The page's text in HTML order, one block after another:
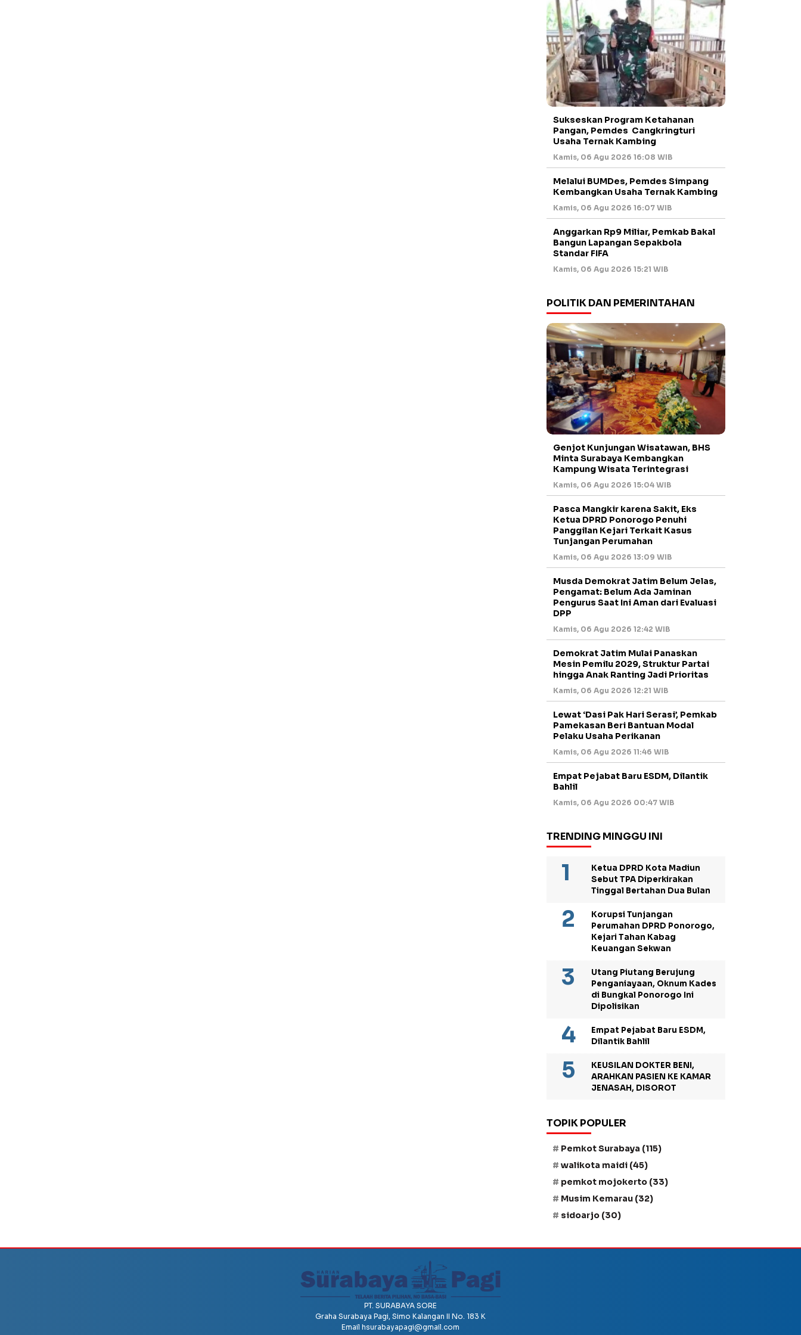
Sukseskan Program Ketahanan
Pangan, Pemdes Cangkringturi
Usaha Ternak Kambing
Kamis, 06 Agu 2026 16:08 WIB
Melalui BUMDes, Pemdes Simpang
Kembangkan Usaha Ternak Kambing
Kamis, 06 Agu 2026 16:07 WIB
Anggarkan Rp9 Miliar, Pemkab Bakal
Bangun Lapangan Sepakbola
Standar FIFA
Kamis, 06 Agu 2026 15:21 WIB
POLITIK DAN PEMERINTAHAN
Genjot Kunjungan Wisatawan, BHS
Minta Surabaya Kembangkan
Kampung Wisata Terintegrasi
Kamis, 06 Agu 2026 15:04 WIB
Pasca Mangkir karena Sakit, Eks
Ketua DPRD Ponorogo Penuhi
Panggilan Kejari Terkait Kasus
Tunjangan Perumahan
Kamis, 06 Agu 2026 13:09 WIB
Musda Demokrat Jatim Belum Jelas,
Pengamat: Belum Ada Jaminan
Pengurus Saat Ini Aman dari Evaluasi
DPP
Kamis, 06 Agu 2026 12:42 WIB
Demokrat Jatim Mulai Panaskan
Mesin Pemilu 2029, Struktur Partai
hingga Anak Ranting Jadi Prioritas
Kamis, 06 Agu 2026 12:21 WIB
Lewat ‘Dasi Pak Hari Serasi’, Pemkab
Pamekasan Beri Bantuan Modal
Pelaku Usaha Perikanan
Kamis, 06 Agu 2026 11:46 WIB
Empat Pejabat Baru ESDM, Dilantik
Bahlil
Kamis, 06 Agu 2026 00:47 WIB
TRENDING MINGGU INI
Ketua DPRD Kota Madiun
Sebut TPA Diperkirakan
Tinggal Bertahan Dua Bulan
Korupsi Tunjangan
Perumahan DPRD Ponorogo,
Kejari Tahan Kabag
Keuangan Sekwan
Utang Piutang Berujung
Penganiayaan, Oknum Kades
di Bungkal Ponorogo Ini
Dipolisikan
Empat Pejabat Baru ESDM,
Dilantik Bahlil
KEUSILAN DOKTER BENI,
ARAHKAN PASIEN KE KAMAR
JENASAH, DISOROT
TOPIK POPULER
Pemkot Surabaya (115)
walikota maidi (45)
pemkot mojokerto (33)
Musim Kemarau (32)
sidoarjo (30)
PT. SURABAYA SORE
Graha Surabaya Pagi, Simo Kalangan II No. 183 K
Email hsurabayapagi@gmail.com